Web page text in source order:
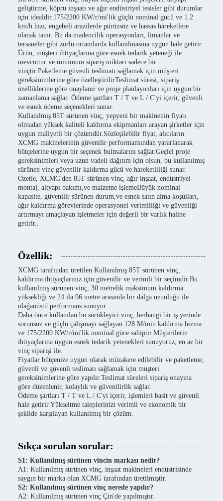
geliştirme, köprü inşaatı ve ağır endüstriyel tesisler gibi durumlar
için idealdir.175/2200 KW/r/mi'lik güçlü nominal gücü ve 1.2
km/h hızı, engebeli arazilerde pürüzsüz ve hassas hareketlere
olanak tanır. Bu da madencilik operasyonları, limanlar ve
tersaneler gibi zorlu ortamlarda kullanılmasına uygun hale getirir.
Ürün, müşteri ihtiyaçlarına göre esnek tedarik yeteneği ile
mevcuttur ve minimum sipariş miktarı sadece bir
vinçtir.Paketleme güvenli teslimatı sağlamak için müşteri
gereksinimlerine göre özelleştirilirTeslimat süresi, sipariş
özelliklerine göre onaylanır ve proje planlayıcıları için uygun bir
zamanlama sağlar. Ödeme şartları T / T ve L / C'yi içerir, güvenli
ve esnek ödeme seçenekleri sunar.
Kullanılmış 85T sürünen vinç, yepyeni bir makinenin fiyatı
olmadan yüksek kaliteli kaldırma ekipmanları arayan şirketler için
uygun maliyetli bir çözümdür.Sözleşilebilir fiyat, alıcıların
XCMG makinelerinin güvenilir performansından yararlanarak
bütçelerine uygun bir seçenek bulmalarını sağlar.Geçici proje
gereksinimleri veya uzun vadeli dağıtım için olsun, bu kullanılmış
sürünen vinç güvenilir kaldırma gücü ve hareketliliği sunar.
Özetle, XCMG'den 85T sürünen vinç, ağır inşaat, endüstriyel
montaj, altyapı bakımı,ve malzeme işlemeBüyük nominal
kapasite, güvenilir sürünen durum,ve esnek satın alma koşulları,
ağır kaldırma görevlerinde operasyonel verimliliği ve güvenliği
artırmayı amaçlayan işletmeler için değerli bir varlık haline
getirir..
Özellik:
XCMG tarafından üretilen Kullanılmış 85T sürünen vinç,
kaldırma ihtiyaçlarınız için güvenilir ve verimli bir seçimdir.Bu
kullanılmış sürünen vinç, 30 metrelik maksimum kaldırma
yüksekliği ve 24 ila 96 metre arasında bir dalga uzunluğu ile
olağanüstü performans sunuyor..
Daha önce kullanılan bu sürükleyici vinç, herhangi bir iş yerinde
sorunsuz ve güçlü çalışmayı sağlayan 128 M/min kaldırma hızına
ve 175/2200 KW/r/mi'lik nominal güce sahiptir.Müşterilerin
ihtiyaçlarına uygun esnek tedarik yetenekleri sunuyoruz, en az bir
vinç siparişi ile.
Fiyatlar bütçenize uygun olarak müzakere edilebilir ve paketleme,
güvenli ve güvenli teslimatı sağlamak için müşteri
gereksinimlerine göre yapılır.Teslimat süreleri sipariş onayına
göre düzenlenir, kolaylık ve güvenilirlik sağlar.
Ödeme şartları T / T ve L / C'yi içerir, işlemleri basit ve güvenli
hale getirir.Yükseltme taleplerinizi verimli ve ekonomik bir
şekilde karşılayan kullanılmış bir çözüm.
Sıkça sorulan sorular:
S1: Kullanılmış sürünen vincin markası nedir?
A1: Kullanılmış sürünen vinç, inşaat makineleri endüstrisinde
saygın bir marka olan XCMG tarafından üretilmiştir.
S2: Kullanılmış sürünen vinç nerede yapılır?
A2: Kullanılmış sürünen vinç Çin'de yapılmıştır.